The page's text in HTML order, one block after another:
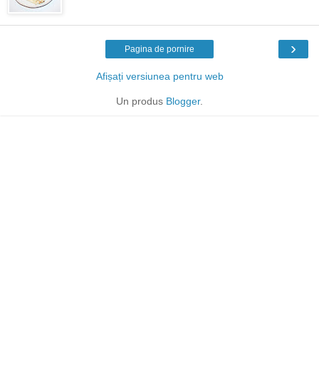
›
Pagina de pornire
Afișați versiunea pentru web
Un produs Blogger.